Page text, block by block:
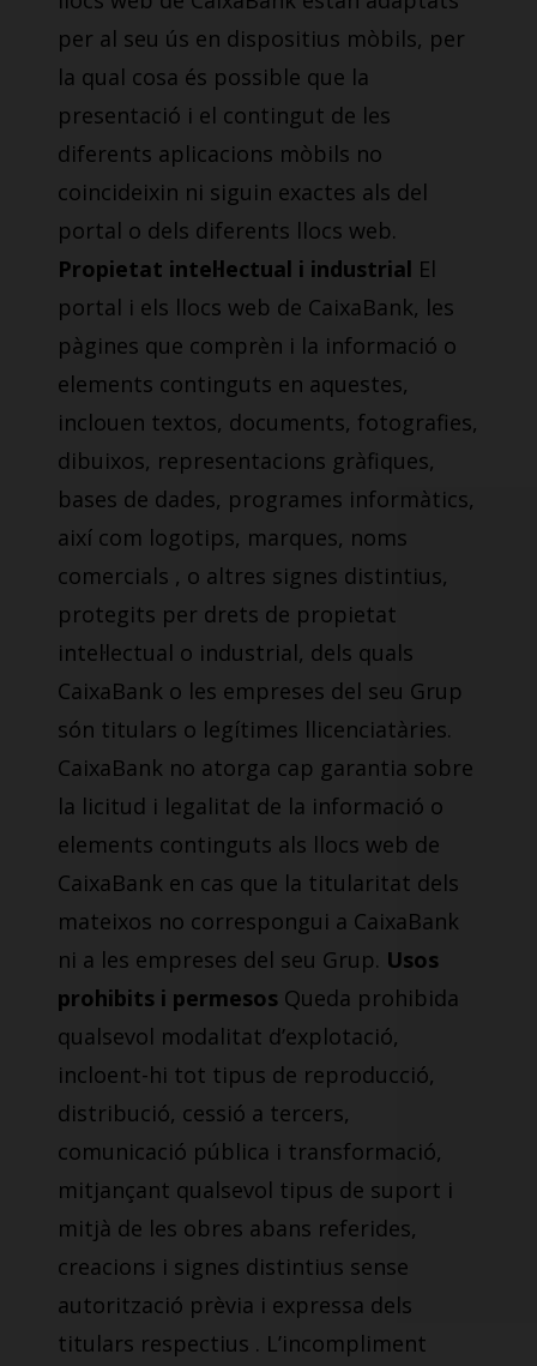
per al seu ús en dispositius mòbils, per
la qual cosa és possible que la
presentació i el contingut de les
diferents aplicacions mòbils no
coincideixin ni siguin exactes als del
portal o dels diferents llocs web.
Propietat intel·lectual i industrial El
portal i els llocs web de CaixaBank, les
pàgines que comprèn i la informació o
elements continguts en aquestes,
inclouen textos, documents, fotografies,
dibuixos, representacions gràfiques,
bases de dades, programes informàtics,
així com logotips, marques, noms
comercials , o altres signes distintius,
protegits per drets de propietat
intel·lectual o industrial, dels quals
CaixaBank o les empreses del seu Grup
són titulars o legítimes llicenciatàries.
CaixaBank no atorga cap garantia sobre
la licitud i legalitat de la informació o
elements continguts als llocs web de
CaixaBank en cas que la titularitat dels
mateixos no correspongui a CaixaBank
ni a les empreses del seu Grup. Usos
prohibits i permesos Queda prohibida
qualsevol modalitat d’explotació,
incloent-hi tot tipus de reproducció,
distribució, cessió a tercers,
comunicació pública i transformació,
mitjançant qualsevol tipus de suport i
mitjà de les obres abans referides,
creacions i signes distintius sense
autorització prèvia i expressa dels
titulars respectius . L’incompliment